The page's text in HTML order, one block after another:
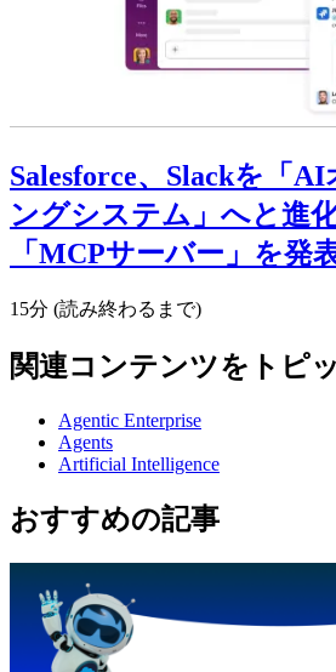
Salesforce、Slackを「
ングシステム」へと進
「MCPサーバー」を発
15分 (読み終わるまで)
関連コンテンツをトピ
Agentic Enterprise
Agents
Artificial Intelligence
おすすめの記事